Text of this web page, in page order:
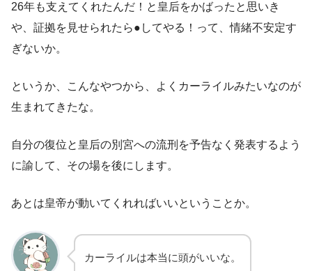
26年も支えてくれたんだ！と皇后をかばったと思いき
や、証拠を見せられたら●してやる！って、情緒不安定す
ぎないか。
というか、こんなやつから、よくカーライルみたいなのが
生まれてきたな。
自分の復位と皇后の別宮への流刑を予告なく発表するよう
に諭して、その場を後にします。
あとは皇帝が動いてくれればいいということか。
カーライルは本当に頭がいいな。